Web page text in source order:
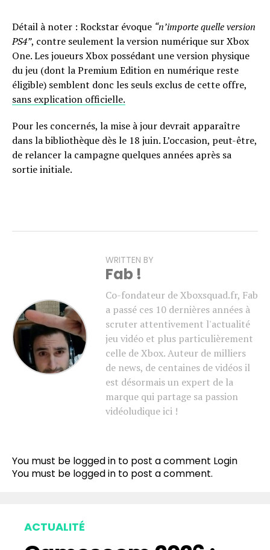
Détail à noter : Rockstar évoque “n’importe quelle version
PS4”, contre seulement la version numérique sur Xbox
One. Les joueurs Xbox possédant une version physique
du jeu (dont la Premium Edition en numérique reste
éligible) semblent donc les seuls exclus de cette offre,
sans explication officielle.
Pour les concernés, la mise à jour devrait apparaître
dans la bibliothèque dès le 18 juin. L’occasion, peut-être,
de relancer la campagne quelques années après sa
sortie initiale.
WRITTEN BY
Fab !
Co-fondateur de Xboxsquad.fr, Fab
a passé ces 10 dernières années à
scruter attentivement l'actualité
jeu vidéo et plus particulièrement
celle de Xbox. Auteur de milliers
de news, de centaines de vidéos il
est désormais un expert de la
marque qui partage sa passion
vidéoludique ici !
You must be logged in to post a comment Login
You must be logged in to post a comment.
ACTUALITÉ